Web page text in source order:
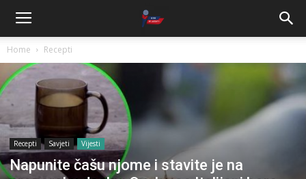
Home Recepti
Recepti Savjeti Vijesti
Napunite čašu njome i stavite je na